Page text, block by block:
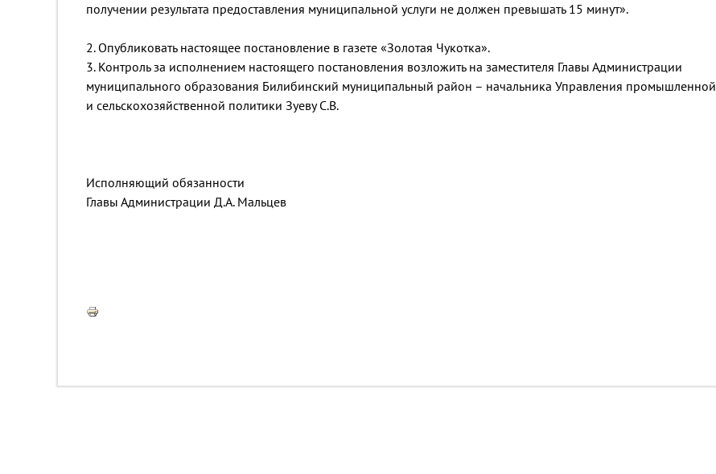
получении результата предоставления муниципальной услуги не должен превышать 15 минут».
2. Опубликовать настоящее постановление в газете «Золотая Чукотка».
3. Контроль за исполнением настоящего постановления возложить на заместителя Главы Администрации
муниципального образования Билибинский муниципальный район – начальника Управления промышленной
и сельскохозяйственной политики Зуеву С.В.
Исполняющий обязанности
Главы Администрации Д.А. Мальцев